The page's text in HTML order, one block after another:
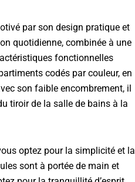
par son design pratique et
quotidienne, combinée à une
fonctionnelles
codés par couleur, en
son faible encombrement, il
tiroir de la salle de bains à la
optez pour la simplicité et la
sont à portée de main et